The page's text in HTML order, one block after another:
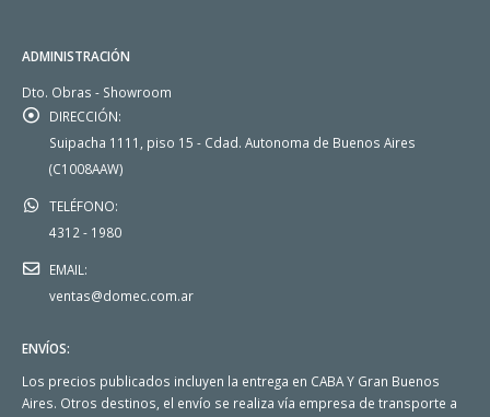
ADMINISTRACIÓN
Dto. Obras - Showroom
DIRECCIÓN:
Suipacha 1111, piso 15 - Cdad. Autonoma de Buenos Aires
(C1008AAW)
TELÉFONO:
4312 - 1980
EMAIL:
ventas@domec.com.ar
ENVÍOS:
Los precios publicados incluyen la entrega en CABA Y Gran Buenos
Aires. Otros destinos, el envío se realiza vía empresa de transporte a